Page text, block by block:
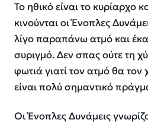
Το ηθικό είναι το κυρίαρχο
κινούνται οι Ένοπλες
λίγο παραπάνω ατμό και
συριγμό. Δεν σπας ούτε τη
φωτιά γιατί τον ατμό θα τον
είναι πολύ σημαντικό
Οι Ένοπλες Δυνάμεις